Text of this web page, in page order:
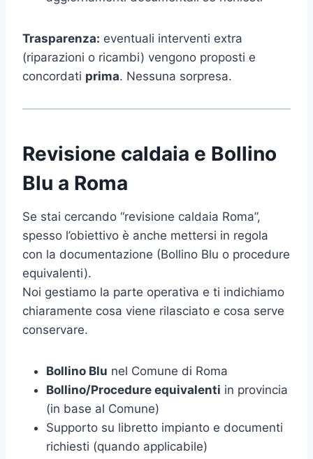
Trasparenza: eventuali interventi extra
(riparazioni o ricambi) vengono proposti e
concordati prima. Nessuna sorpresa.
Revisione caldaia e Bollino
Blu a Roma
Se stai cercando “revisione caldaia Roma”,
spesso l’obiettivo è anche mettersi in regola
con la documentazione (Bollino Blu o procedure
equivalenti).
Noi gestiamo la parte operativa e ti indichiamo
chiaramente cosa viene rilasciato e cosa serve
conservare.
Bollino Blu nel Comune di Roma
Bollino/Procedure equivalenti in provincia
(in base al Comune)
Supporto su libretto impianto e documenti
richiesti (quando applicabile)